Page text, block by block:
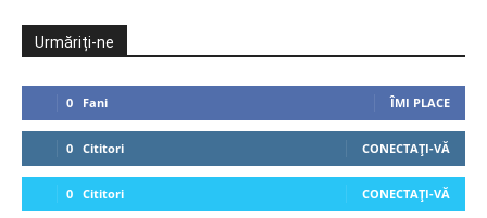
Urmăriți-ne
0 Fani ÎMI PLACE
0 Cititori CONECTAȚI-VĂ
0 Cititori CONECTAȚI-VĂ